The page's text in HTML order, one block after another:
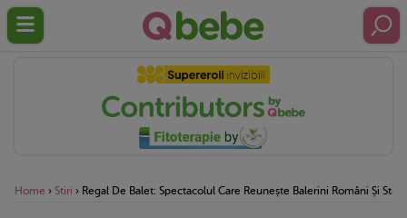
Home › Stiri › Regal De Balet: Spectacolul Care Reunește Balerini Români Și